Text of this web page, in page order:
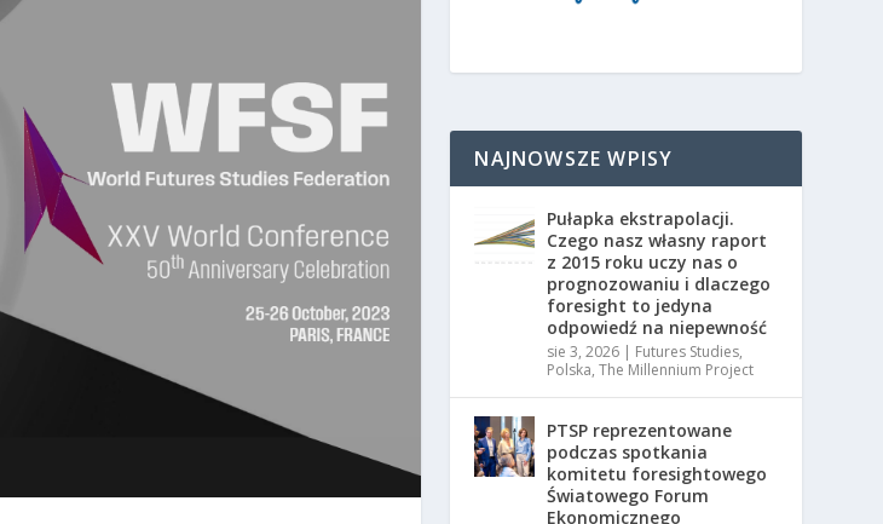
NAJNOWSZE WPISY
Pułapka ekstrapolacji.
Czego nasz własny raport
z 2015 roku uczy nas o
prognozowaniu i dlaczego
foresight to jedyna
odpowiedź na niepewność
sie 3, 2026 | Futures Studies,
Polska,The Millennium Project
PTSP reprezentowane
podczas spotkania
komitetu foresightowego
Światowego Forum
Ekonomicznego